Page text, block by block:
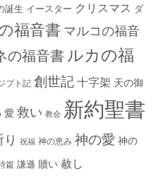
誕生 イースター クリスマス ダ
福音書 マルコの福音
の福音書 ルカの福
プト記 創世記 十字架 天の御
愛 救い 教会 新約聖書
り 祝福 神の恵み 神の愛 神の
篇 謙遜 贖い 赦し